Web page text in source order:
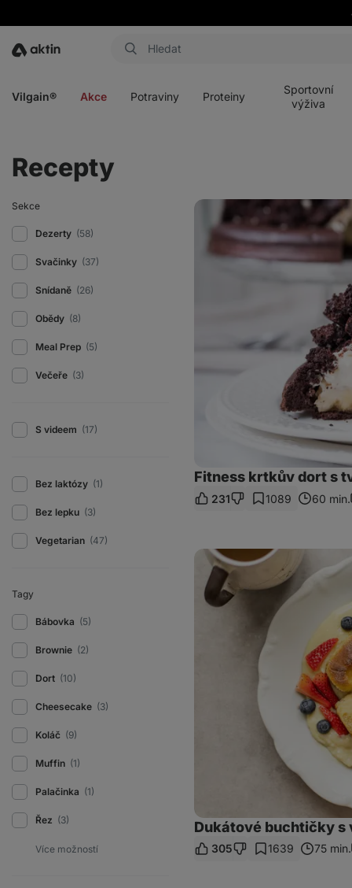
Aktin
Vilgain® Akce Potraviny Proteiny
Sportovní
výživa
Recepty
Sekce
Dezerty (58)
Svačinky (37)
Snídaně (26)
Obědy (8)
Meal Prep (5)
Večeře (3)
S videem (17)
Bez laktózy (1)
Bez lepku (3)
Vegetarian (47)
Tagy
Bábovka (5)
Brownie (2)
Dort (10)
Cheesecake (3)
Koláč (9)
Muffin (1)
Palačinka (1)
Řez (3)
Fitness
Fitness krtkův dort s
231 1089 60 min.
Dukátové
buchtičky
vanilkovým
krémem
Dukátové buchtičky s
305 1639 75 min.